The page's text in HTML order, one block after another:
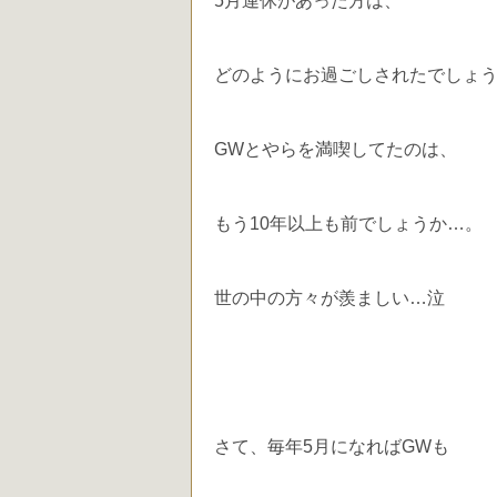
どのようにお過ごしされたでしょ
GWとやらを満喫してたのは、
もう10年以上も前でしょうか…。
世の中の方々が羨ましい…泣
さて、毎年5月になればGWも